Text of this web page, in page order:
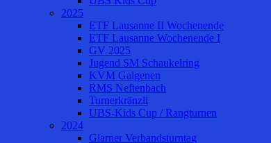
2025
ETF Lausanne II Wochenende
ETF Lausanne Wochenende I
GV 2025
Jugend SM Schaukelring
KVM Galgenen
RMS Neftenbach
Turnerkränzli
UBS-Kids Cup / Rangturnen
2024
Glarner Verbandsturntag